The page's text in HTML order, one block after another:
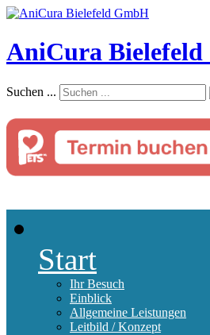
AniCura
Suchen ...
Start
Ihr Besuch
Einblick
Allgemeine Leistungen
Leitbild / Konzept